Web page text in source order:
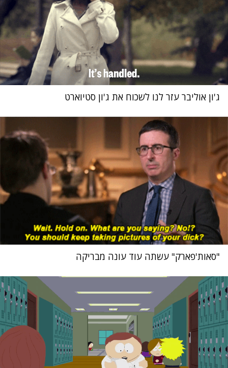
ג'ון אוליבר עזר לנו לשכוח את ג'ון סטיוארט
"סאות'פארק" עשתה עוד עונה מבריקה